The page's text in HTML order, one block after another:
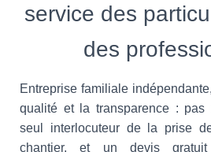
service des
des
Entreprise familiale
qualité et la transparence : pas
seul interlocuteur de la prise
chantier, et un devis gratuit